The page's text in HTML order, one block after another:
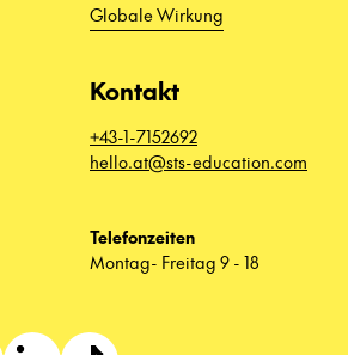
Globale Wirkung
Kontakt
+43-1-7152692
hello.at@sts-education.com
Telefonzeiten
Montag- Freitag 9 - 18